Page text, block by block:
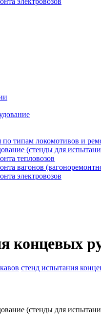
типам локомотивов и
(стенды для
тепловозов
вагонов
электровозов
концевых
стенд испытания
(стенды для